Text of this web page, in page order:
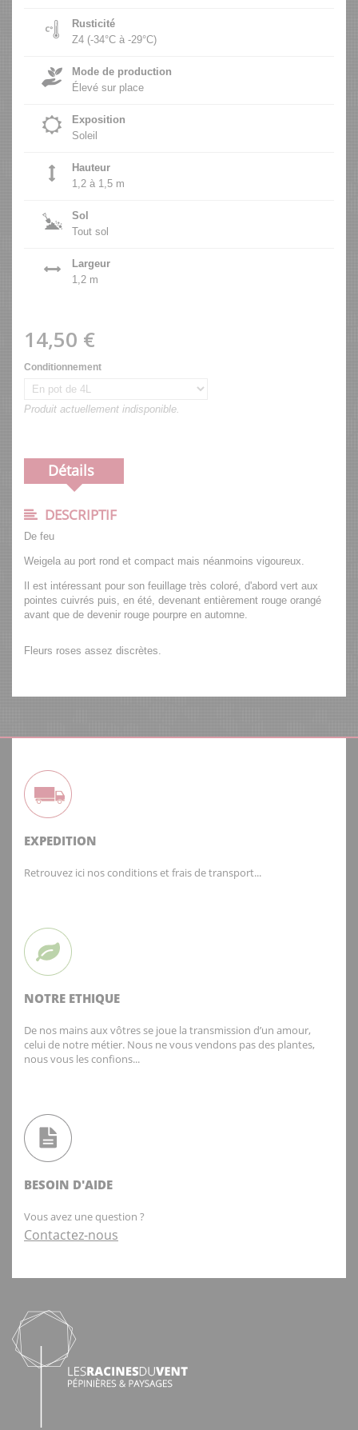
Rusticité
Z4 (-34°C à -29°C)
Mode de production
Élevé sur place
Exposition
Soleil
Hauteur
1,2 à 1,5 m
Sol
Tout sol
Largeur
1,2 m
14,50 €
Conditionnement
Produit actuellement indisponible.
Détails
DESCRIPTIF
De feu
Weigela au port rond et compact mais néanmoins vigoureux.
Il est intéressant pour son feuillage très coloré, d'abord vert aux
pointes cuivrés puis, en été, devenant entièrement rouge orangé
avant que de devenir rouge pourpre en automne.
Fleurs roses assez discrètes.
EXPEDITION
Retrouvez ici nos conditions et frais de transport...
NOTRE ETHIQUE
De nos mains aux vôtres se joue la transmission d’un amour,
celui de notre métier. Nous ne vous vendons pas des plantes,
nous vous les confions...
BESOIN D'AIDE
Vous avez une question ?
Contactez-nous